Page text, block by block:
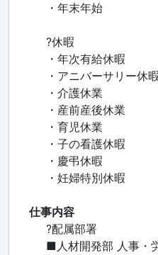
・年末年始
?休暇
・年次有給休暇
・アニバーサリー休暇
・介護休業
・産前産後休業
・育児休業
・子の看護休暇
・慶弔休暇
・妊婦特別休暇
仕事内容
?配属部署
■人材開発部 人事・